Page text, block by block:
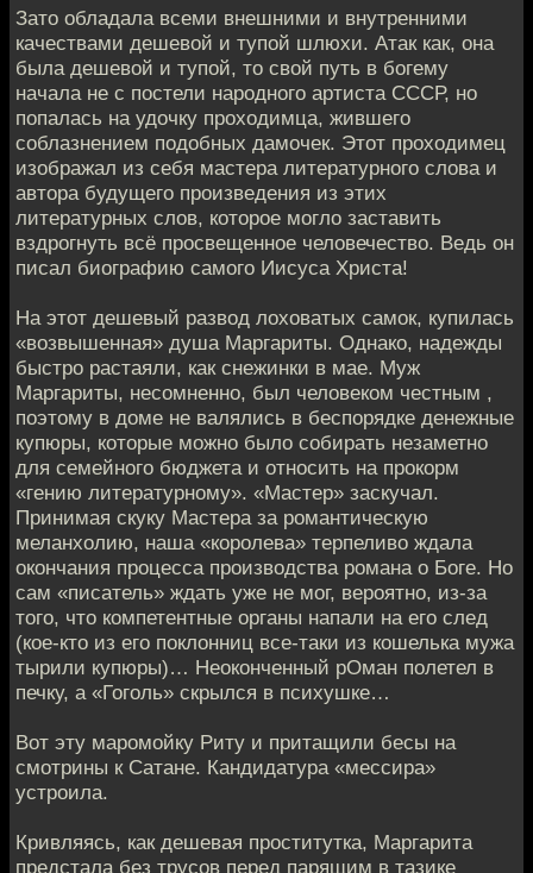
Зато обладала всеми внешними и внутренними
качествами дешевой и тупой шлюхи. Атак как, она
была дешевой и тупой, то свой путь в богему
начала не с постели народного артиста СССР, но
попалась на удочку проходимца, жившего
соблазнением подобных дамочек. Этот проходимец
изображал из себя мастера литературного слова и
автора будущего произведения из этих
литературных слов, которое могло заставить
вздрогнуть всё просвещенное человечество. Ведь он
писал биографию самого Иисуса Христа!
На этот дешевый развод лоховатых самок, купилась
«возвышенная» душа Маргариты. Однако, надежды
быстро растаяли, как снежинки в мае. Муж
Маргариты, несомненно, был человеком честным ,
поэтому в доме не валялись в беспорядке денежные
купюры, которые можно было собирать незаметно
для семейного бюджета и относить на прокорм
«гению литературному». «Мастер» заскучал.
Принимая скуку Мастера за романтическую
меланхолию, наша «королева» терпеливо ждала
окончания процесса производства романа о Боге. Но
сам «писатель» ждать уже не мог, вероятно, из-за
того, что компетентные органы напали на его след
(кое-кто из его поклонниц все-таки из кошелька мужа
тырили купюры)… Неоконченный рОман полетел в
печку, а «Гоголь» скрылся в психушке…
Вот эту маромойку Риту и притащили бесы на
смотрины к Сатане. Кандидатура «мессира»
устроила.
Кривляясь, как дешевая проститутка, Маргарита
предстала без трусов перед парящим в тазике